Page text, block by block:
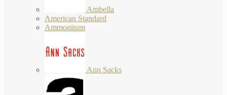
Ambella
American Standard
Ammonitum
Ann Sacks